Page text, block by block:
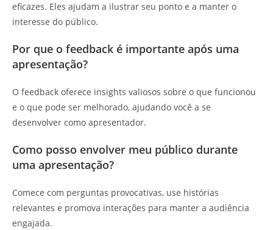
eficazes. Eles ajudam a ilustrar seu ponto e a manter o
interesse do público.
Por que o feedback é importante após uma
apresentação?
O feedback oferece insights valiosos sobre o que funcionou
e o que pode ser melhorado, ajudando você a se
desenvolver como apresentador.
Como posso envolver meu público durante
uma apresentação?
Comece com perguntas provocativas, use histórias
relevantes e promova interações para manter a audiência
engajada.